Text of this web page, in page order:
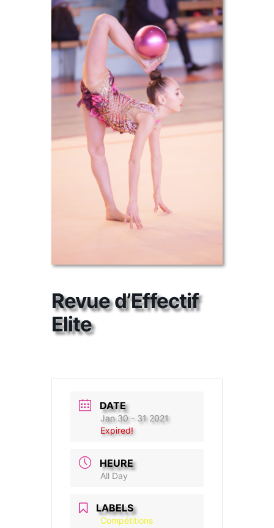
Revue d’Effectif
Elite
DATE
Jan 30 - 31 2021
Expired!
HEURE
All Day
LABELS
Compétitions